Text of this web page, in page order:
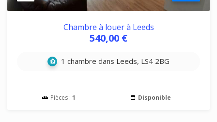
Chambre à louer à Leeds
540,00 €
1 chambre dans Leeds, LS4 2BG
Pièces : 1 Disponible